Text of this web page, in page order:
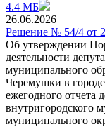
4.4 МБ
26.06.2026
Решение № 54/4 от
Об утверждении
деятельности
муниципального
Черемушки в
ежегодного отчета
внутригородского
муниципального